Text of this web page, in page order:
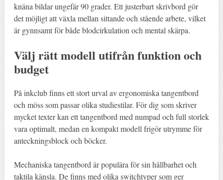
knäna bildar ungefär 90 grader. Ett justerbart skrivbord gör
det möjligt att växla mellan sittande och stående arbete, vilket
är gynnsamt för både blodcirkulation och mental skärpa.
Välj rätt modell utifrån funktion och
budget
På inkclub finns ett stort urval av ergonomiska tangentbord
och möss som passar olika studiestilar. För dig som skriver
mycket texter kan ett tangentbord med numpad och full storlek
vara optimalt, medan en kompakt modell frigör utrymme för
anteckningsblock och böcker.
Mechaniska tangentbord är populära för sin hållbarhet och
taktila känsla. De finns med olika switchtyper som ger